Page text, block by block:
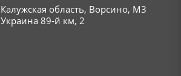
Калужская область, Ворсино, М3
Украина 89-й км, 2